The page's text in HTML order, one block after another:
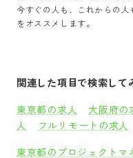
今すぐの人も、これからの
をオススメします。
関連した項目で検索して
東京都の求人 大阪府の
人
フルリモートの求人
東京都のプロジェクトマ